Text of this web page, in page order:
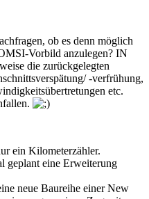
ob es denn möglich
Vorbild anzulegen? IN
die zurückgelegten
-verfrühung,
etc.
ein Kilometerzähler.
geplant eine Erweiterung
neue Baureihe einer New